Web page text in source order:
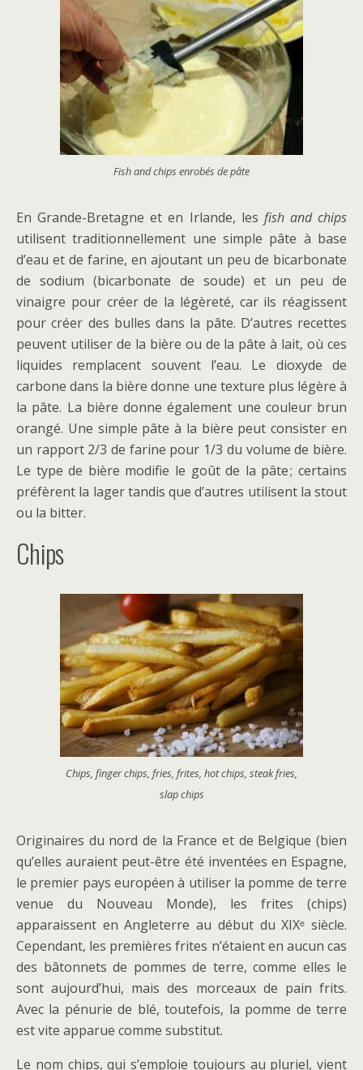
Fish and chips enrobés de pâte
En Grande-Bretagne et en Irlande, les fish and chips
utilisent traditionnellement une simple pâte à base
d’eau et de farine, en ajoutant un peu de bicarbonate
de sodium (bicarbonate de soude) et un peu de
vinaigre pour créer de la légèreté, car ils réagissent
pour créer des bulles dans la pâte. D’autres recettes
peuvent utiliser de la bière ou de la pâte à lait, où ces
liquides remplacent souvent l’eau. Le dioxyde de
carbone dans la bière donne une texture plus légère à
la pâte. La bière donne également une couleur brun
orangé. Une simple pâte à la bière peut consister en
un rapport 2/3 de farine pour 1/3 du volume de bière.
Le type de bière modifie le goût de la pâte ; certains
préfèrent la lager tandis que d’autres utilisent la stout
ou la bitter.
Chips
Chips, finger chips, fries, frites, hot chips, steak fries,
slap chips
Originaires du nord de la France et de Belgique (bien
qu’elles auraient peut-être été inventées en Espagne,
le premier pays européen à utiliser la pomme de terre
venue du Nouveau Monde), les frites (chips)
apparaissent en Angleterre au début du XIXᵉ siècle.
Cependant, les premières frites n’étaient en aucun cas
des bâtonnets de pommes de terre, comme elles le
sont aujourd’hui, mais des morceaux de pain frits.
Avec la pénurie de blé, toutefois, la pomme de terre
est vite apparue comme substitut.
Le nom chips, qui s’emploie toujours au pluriel, vient